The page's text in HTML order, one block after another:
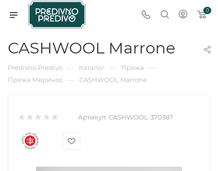
0
CASHWOOL Marrone
Predivno Predivo — Каталог — Пряжа —
Пряжа Меринос — CASHWOOL Marrone
Артикул: CASHWOOL-370387